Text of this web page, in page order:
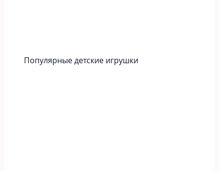
Популярные детские игрушки